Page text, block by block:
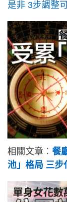
是非 3步調整
相關文章︰ 餐
池」格局 三步